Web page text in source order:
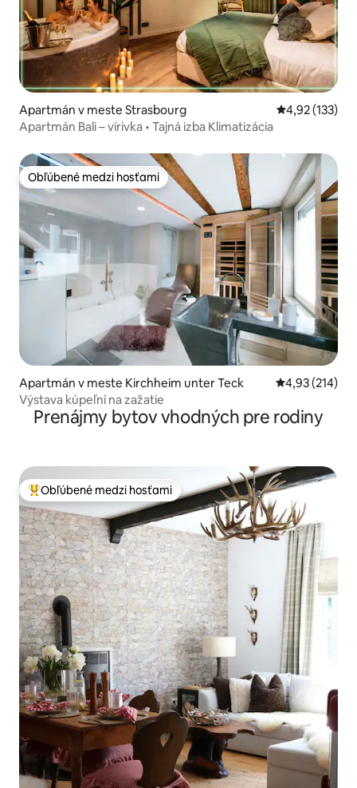
Apartmán v meste Strasbourg Priemerné
4,92 (133)
Apartmán Bali – vírivka • Tajná izba Klimatizácia
Obľúbené medzi hosťami
Obľúbené medzi hosťami
Apartmán v meste Kirchheim unter Teck Priemerné
4,93 (214)
Výstava kúpeľní na zažatie
Prenájmy bytov vhodných pre rodiny
Najobľúbenejšie medzi hosťami
Obľúbené medzi hosťami